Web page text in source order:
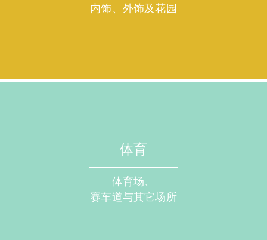
内饰、外饰及花园
体育
体育场、
赛车道与其它场所